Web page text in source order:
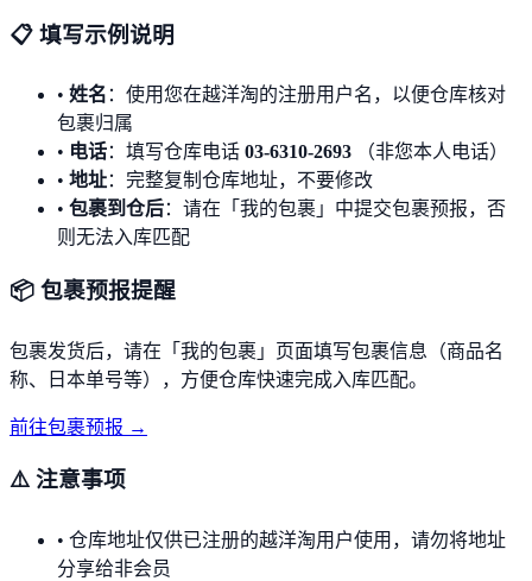
📋 填写示例说明
• 姓名 ： 使用您在越洋淘的注册用户名，以便仓库核对
包裹归属
• 电话： 填写仓库电话 03-6310-2693
（非您本人电话）
• 地址： 完整复制仓库地址，不要修改
• 包裹到仓后： 请在「我的包裹」中提交包裹预报，否
则无法入库匹配
📦 包裹预报提醒
包裹发货后，请在「我的包裹」页面填写包裹信息（商品名
称、日本单号等），方便仓库快速完成入库匹配。
前往包裹预报 →
⚠️ 注意事项
• 仓库地址仅供已注册的越洋淘用户使用，请勿将地址
分享给非会员